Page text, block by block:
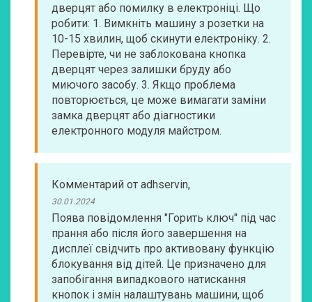
дверцят або помилку в електроніці. Що
робити: 1. Вимкніть машину з розетки на
10-15 хвилин, щоб скинути електроніку. 2.
Перевірте, чи не заблокована кнопка
дверцят через залишки бруду або
миючого засобу. 3. Якщо проблема
повторюється, це може вимагати заміни
замка дверцят або діагностики
електронного модуля майстром.
Комментарий от adhservin,
30.01.2024
Поява повідомлення "Горить ключ" під час
прання або після його завершення на
дисплеї свідчить про активовану функцію
блокування від дітей. Це призначено для
запобігання випадкового натискання
кнопок і змін налаштувань машини, щоб